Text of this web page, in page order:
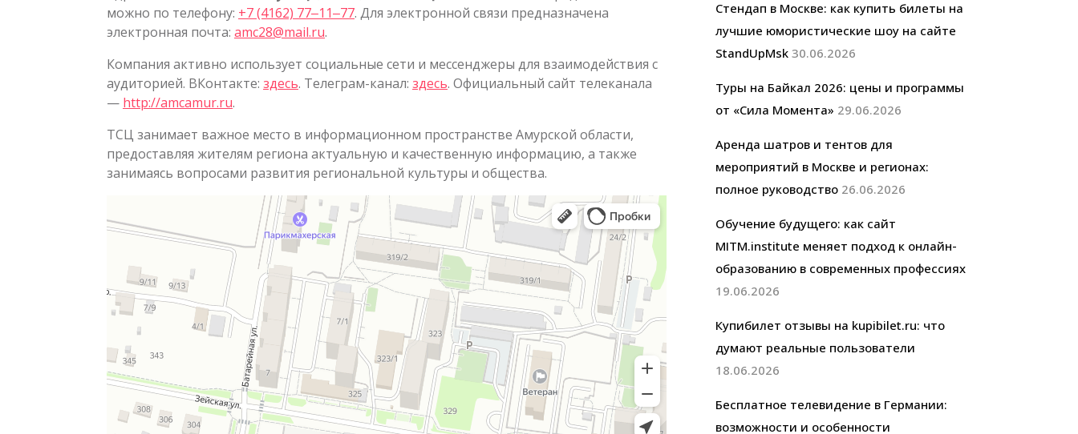
можно по телефону: +7 (4162) 77‒11‒77. Для электронной связи предназначена
электронная почта: amc28@mail.ru.
Компания активно использует социальные сети и мессенджеры для взаимодействия с
аудиторией. ВКонтакте: здесь. Телеграм-канал: здесь. Официальный сайт телеканала
— http://amcamur.ru.
ТСЦ занимает важное место в информационном пространстве Амурской области,
предоставляя жителям региона актуальную и качественную информацию, а также
занимаясь вопросами развития региональной культуры и общества.
Стендап в Москве: как купить билеты на
лучшие юмористические шоу на сайте
StandUpMsk 30.06.2026
Туры на Байкал 2026: цены и программы
от «Сила Момента» 29.06.2026
Аренда шатров и тентов для
мероприятий в Москве и регионах:
полное руководство 26.06.2026
Обучение будущего: как сайт
MITM.institute меняет подход к онлайн-
образованию в современных профессиях
19.06.2026
Купибилет отзывы на kupibilet.ru: что
думают реальные пользователи
18.06.2026
Бесплатное телевидение в Германии:
возможности и особенности